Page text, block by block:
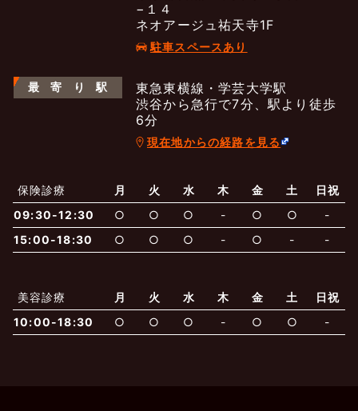
当院からのお知らせ
最新医療トピックス
はじめての方へ
医師の紹介
保険での診療
内科 皮膚科
よくあるご質問
一般診療 美容診療
電話でのお問いあわせ
−１４
ネオアージュ祐天寺1F
駐車スペースあり
最 寄 り 駅
東急東横線・学芸大学駅
渋谷から急行で7分、駅より徒歩
6分
現在地からの経路を見る
保険診療 月 火 水 木 金 土
日祝
09:30-12:30
○ ○ ○ - ○ ○
-
15:00-18:30
○ ○ ○ - ○ - -
美容診療 月 火 水 木 金 土
日祝
10:00-18:30
○ ○ ○ - ○ ○ -